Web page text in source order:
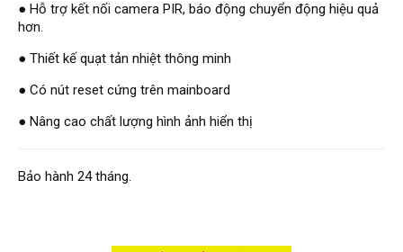
● Hỗ trợ kết nối camera PIR, báo động chuyển động hiệu quả
hơn.
● Thiết kế quạt tản nhiệt thông minh
● Có nút reset cứng trên mainboard
● Nâng cao chất lượng hình ảnh hiển thị
Bảo hành 24 tháng.